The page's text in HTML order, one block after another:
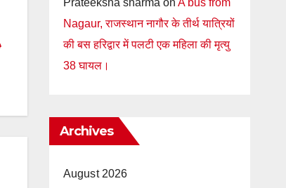
Prateeksha sharma on A bus from
Nagaur, राजस्थान नागौर के तीर्थ यात्रियों
की बस हरिद्वार में पलटी एक महिला की मृत्यु
38 घायल।
Archives
August 2026